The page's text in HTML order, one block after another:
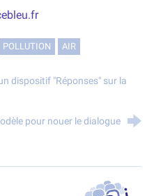
POLLUTION AIR
dispositif "Réponses" sur la
pour nouer le dialogue
en Santé EnvironnementSPPPI